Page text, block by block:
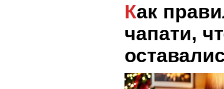
Как правильно хранить
чапати,